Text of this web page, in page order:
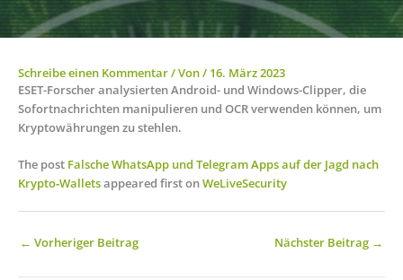
Schreibe einen Kommentar/ Von/ 16. März 2023
ESET-Forscher analysierten Android- und Windows-Clipper, die
Sofortnachrichten manipulieren und OCR verwenden können, um
Kryptowährungen zu stehlen.
The post Falsche WhatsApp und Telegram Apps auf der Jagd nach
Krypto‑Walletsappeared first onWeLiveSecurity
← Vorheriger Beitrag Nächster Beitrag →